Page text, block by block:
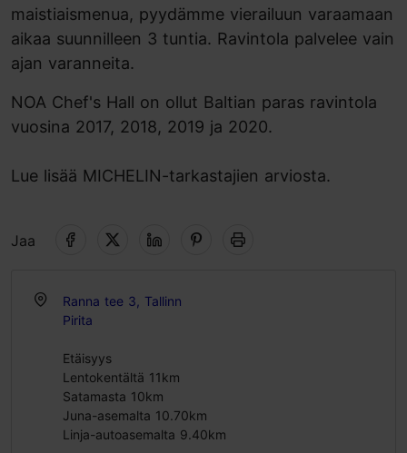
maistiaismenua, pyydämme vierailuun varaamaan
aikaa suunnilleen 3 tuntia. Ravintola palvelee vain
ajan varanneita.
NOA Chef's Hall on ollut Baltian paras ravintola
vuosina 2017, 2018, 2019 ja 2020.
Lue lisää MICHELIN-tarkastajien arviosta.
Jaa
Ranna tee 3, Tallinn
Pirita
Etäisyys
Lentokentältä 11km
Satamasta 10km
Juna-asemalta 10.70km
Linja-autoasemalta 9.40km